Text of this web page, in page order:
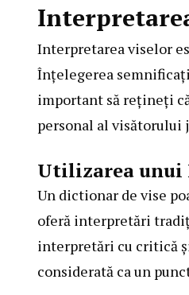
Interpretarea viselor
Înțelegerea
important să rețineți
personal al visătorului
Utilizarea unui
Un dictionar de vise
oferă interpretări
interpretări cu critică
considerată ca un